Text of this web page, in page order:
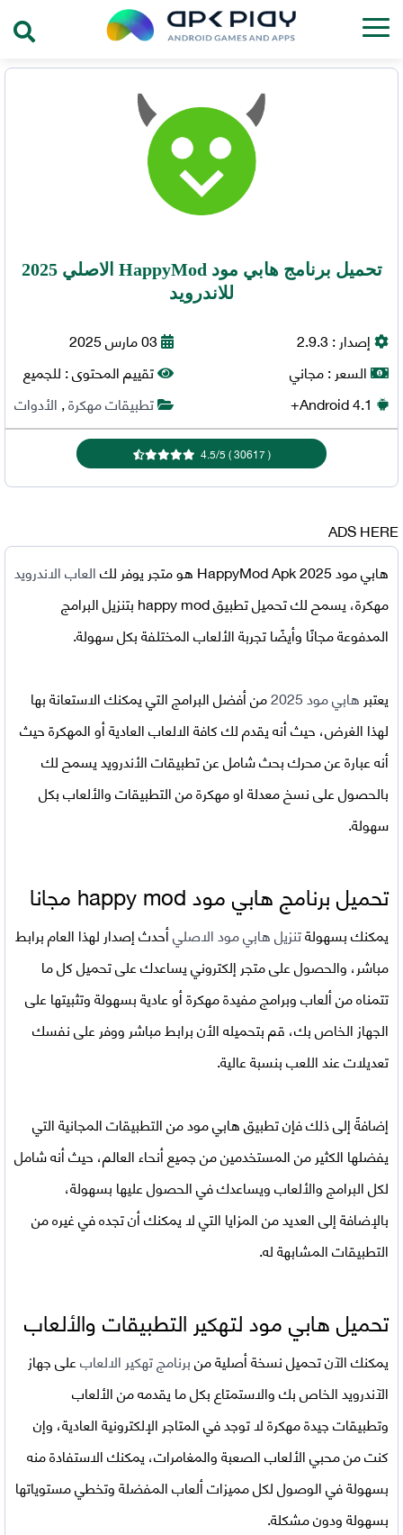
تحميل برنامج هابي مود HappyMod الاصلي 2025
للاندرويد
إصدار :2.9.3
السعر :مجاني
Android4.1+
03 مارس 2025
تقييم المحتوى :للجميع
تطبيقات مهكرة,الأدوات
(
30617
)
4.5/5
ADS HERE
هابي مود 2025 HappyMod Apk
هو متجر يوفر لكالعاب الاندرويد
مهكرة، يسمح لكتحميل تطبيق happy mod
بتنزيل البرامج
المدفوعة مجانًا وأيضًا تجربة الألعاب المختلفة بكل سهولة.
يعتبرهابي مود 2025
من أفضل البرامج التي يمكنك الاستعانة بها
لهذا الغرض، حيث أنه يقدم لك كافة الالعاب العادية أو المهكرة حيث
أنه عبارة عن محرك بحث شامل عن تطبيقات الأندرويد يسمح لك
بالحصول على نسخ معدلة او مهكرة من التطبيقات والألعاب بكل
سهولة.
تحميل برنامج هابي مود happy mod مجانا
يمكنك بسهولةتنزيل هابي مود الاصليأحدث إصدار لهذا العام برابط
مباشر، والحصول على متجر إلكتروني يساعدك على تحميل كل ما
تتمناه من ألعاب وبرامج مفيدة مهكرة أو عادية بسهولة وتثبيتها على
الجهاز الخاص بك، قم بتحميله الأن برابط مباشر ووفر على نفسك
تعديلات عند اللعب بنسبة عالية.
إضافةً إلى ذلك فإنتطبيق هابي مودمن التطبيقات المجانية التي
يفضلها الكثير من المستخدمين من جميع أنحاء العالم، حيث أنه شامل
لكل البرامج والألعاب ويساعدك في الحصول عليها بسهولة،
بالإضافة إلى العديد من المزايا التي لا يمكنك أن تجده في غيره من
التطبيقات المشابهة له.
تحميل هابي مود لتهكير التطبيقات والألعاب
يمكنك الآن تحميل نسخة أصلية منبرنامج تهكير الالعابعلى جهاز
الآندرويد الخاص بك والاستمتاع بكل ما يقدمه من الألعاب
وتطبيقات جيدة مهكرة لا توجد في المتاجر الإلكترونية العادية، وإن
كنت من محبي الألعاب الصعبة والمغامرات، يمكنك الاستفادة منه
بسهولة في الوصول لكل مميزات ألعاب المفضلة وتخطي مستوياتها
بسهولة ودون مشكلة.